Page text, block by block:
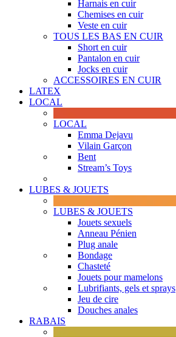
Harnais en cuir
Chemises en cuir
Veste en cuir
TOUS LES BAS EN CUIR
Short en cuir
Pantalon en cuir
Jocks en cuir
ACCESSOIRES EN CUIR
LATEX
LOCAL
LOCAL
Emma Dejavu
Vilain Garçon
Bent
Stream’s Toys
LUBES & JOUETS
LUBES & JOUETS
Jouets sexuels
Anneau Pénien
Plug anale
Bondage
Chasteté
Jouets pour mamelons
Lubrifiants, gels et sprays
Jeu de cire
Douches anales
RABAIS